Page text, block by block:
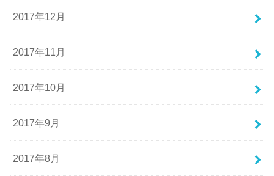
2017年12月
2017年11月
2017年10月
2017年9月
2017年8月